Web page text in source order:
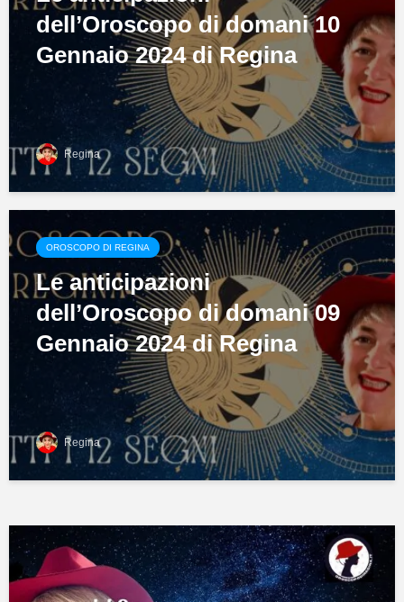
dell’Oroscopo di domani 10
Gennaio 2024 di Regina
Regina
OROSCOPO DI REGINA
Le anticipazioni
dell’Oroscopo di domani 09
Gennaio 2024 di Regina
Regina